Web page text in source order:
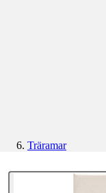
Träramar